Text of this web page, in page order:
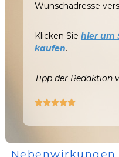
Wunschadresse
Klicken Sie hier um
kaufen.
Tipp der Redaktion
